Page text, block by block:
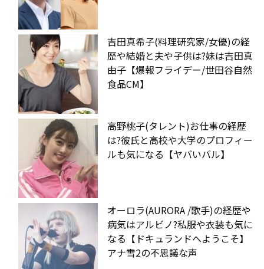
吉田真希子(料理研究家/女優)の経
歴や結婚と夫や子供は?妹は吉田真
由子【爆報フライデー/世田谷自然
食品CM】
高野桃子(タレント)お仕事の経歴
は?彼氏と高校や大学のプロフィー
ルも気になる【ヤバいバル】
オーロラ(AURORA /歌手)の経歴や
病気はアルビノ?私服や衣装も気に
なる【ドキュランドへようこそ】
アナ雪2の不思議な声